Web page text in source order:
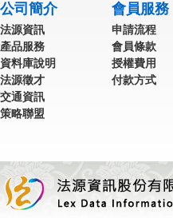
公司簡介
法源資訊
產品服務
資料庫說明
法源徵才
交通資訊
策略聯盟
會員服務
申請流程
會員條款
授權費用
付款方式